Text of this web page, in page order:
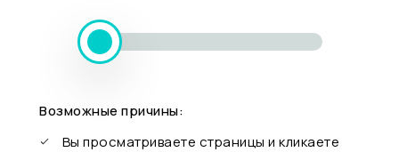
Возможные причины:
Вы просматриваете страницы и кликаете